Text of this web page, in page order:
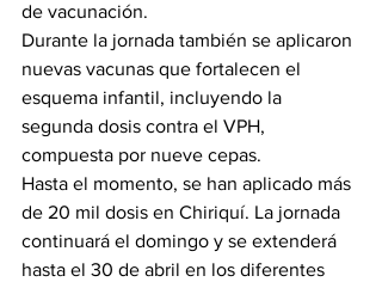
de vacunación.
Durante la jornada también se aplicaron
nuevas vacunas que fortalecen el
esquema infantil, incluyendo la
segunda dosis contra el VPH,
compuesta por nueve cepas.
Hasta el momento, se han aplicado más
de 20 mil dosis en Chiriquí. La jornada
continuará el domingo y se extenderá
hasta el 30 de abril en los diferentes